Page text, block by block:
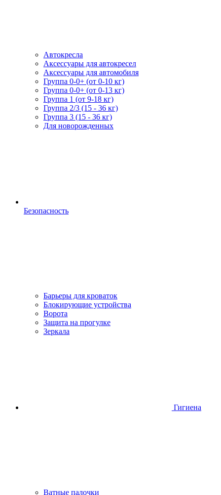
Автокресла
Аксессуары для автокресел
Аксессуары для автомобиля
Группа 0-0+ (от 0-10 кг)
Группа 0-0+ (от 0-13 кг)
Группа 1 (от 9-18 кг)
Группа 2/3 (15 - 36 кг)
Группа 3 (15 - 36 кг)
Для новорожденных
Безопасность
Барьеры для кроваток
Блокирующие устройства
Ворота
Защита на прогулке
Зеркала
Гигиена
Ватные палочки